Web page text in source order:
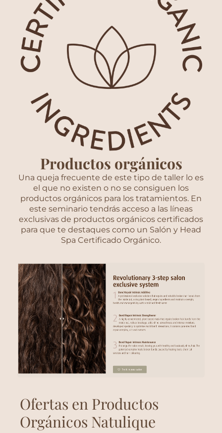
Productos orgánicos
Una queja frecuente de este tipo de taller lo es
el que no existen o no se consiguen los
productos orgánicos para los tratamientos. En
este seminario tendrás acceso a las líneas
exclusivas de productos orgánicos certificados
para que te destaques como un Salón y Head
Spa Certificado Orgánico.
Ofertas en Productos
Orgánicos Natulique